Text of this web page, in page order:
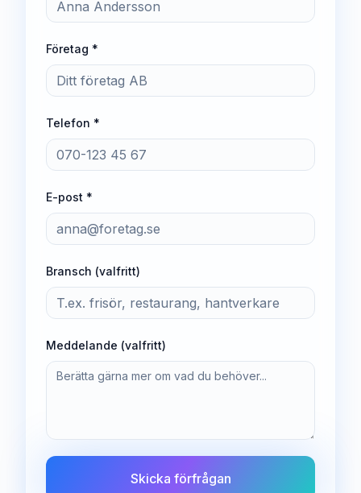
Företag *
Telefon *
E-post *
Bransch (valfritt)
Meddelande (valfritt)
Skicka förfrågan